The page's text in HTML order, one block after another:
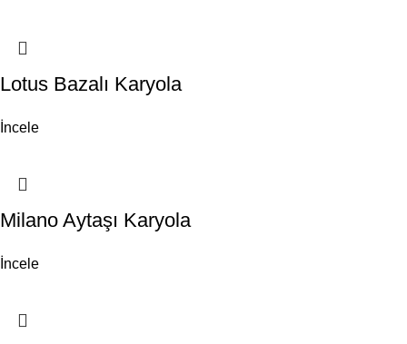
Lotus Bazalı Karyola
İncele
Milano Aytaşı Karyola
İncele